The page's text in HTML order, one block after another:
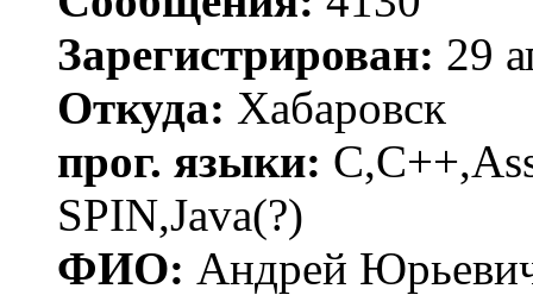
Зарегистрирован: 29
Откуда: Хабаровск
прог. языки:
SPIN,Java(?)
ФИО: Андрей